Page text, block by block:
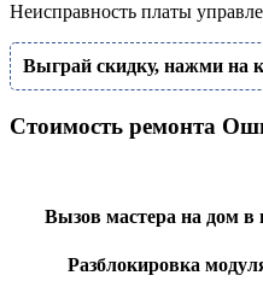
Неисправность платы
Выграй скидку, нажми на
Стоимость ремонта
Вызов мастера на дом в
Разблокировка